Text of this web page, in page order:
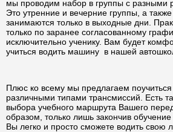
мы проводим набор в группы с разными
Это утренние и вечерние группы, а
занимаются только в выходные дни.
только по заранее согласованному
исключительно ученику. Вам будет
учиться водить машину в нашей
Плюс ко всему мы предлагаем
различными типами трансмиссий. Есть
выбора учебного маршрута Вашего
образом, только лишь закончив
Вы легко и просто сможете водить свою